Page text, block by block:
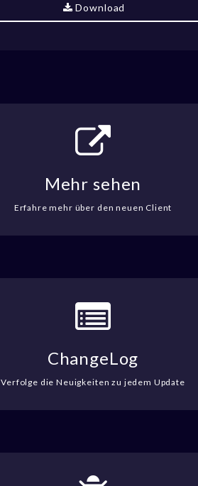
Download
Mehr sehen
Erfahre mehr über den neuen Client
ChangeLog
Verfolge die Neuigkeiten zu jedem Update